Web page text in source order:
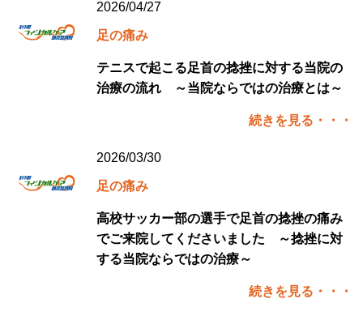
2026/04/27
足の痛み
テニスで起こる足首の捻挫に対する当院の
治療の流れ ～当院ならではの治療とは～
続きを見る・・・
2026/03/30
足の痛み
高校サッカー部の選手で足首の捻挫の痛み
でご来院してくださいました ～捻挫に対
する当院ならではの治療～
続きを見る・・・